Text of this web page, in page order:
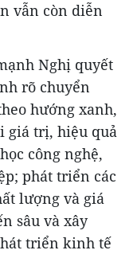
vẫn còn diễn
Nghị quyết
rõ chuyển
hướng xanh,
giá trị, hiệu quả
công nghệ,
phát triển các
lượng và giá
sâu và xây
triển kinh tế